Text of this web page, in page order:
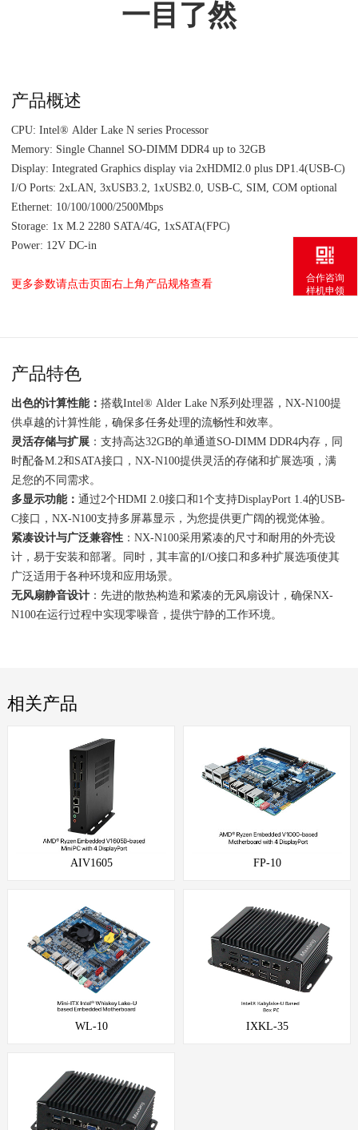
一目了然
产品概述
CPU: Intel® Alder Lake N series Processor
Memory: Single Channel SO-DIMM DDR4 up to 32GB
Display: Integrated Graphics display via 2xHDMI2.0 plus DP1.4(USB-C)
I/O Ports: 2xLAN, 3xUSB3.2, 1xUSB2.0, USB-C, SIM, COM optional
Ethernet: 10/100/1000/2500Mbps
Storage: 1x M.2 2280 SATA/4G, 1xSATA(FPC)
Power: 12V DC-in
更多参数请点击页面右上角产品规格查看
产品特色
出色的计算性能： 搭载Intel® Alder Lake N系列处理器，NX-N100提
供卓越的计算性能，确保多任务处理的流畅性和效率。
灵活存储与扩展 ：支持高达32GB的单通道SO-DIMM DDR4内存，同
时配备M.2和SATA接口，NX-N100提供灵活的存储和扩展选项，满
足您的不同需求。
多显示功能： 通过2个HDMI 2.0接口和1个支持DisplayPort 1.4的USB-
C接口，NX-N100支持多屏幕显示，为您提供更广阔的视觉体验。
紧凑设计与广泛兼容性 ：NX-N100采用紧凑的尺寸和耐用的外壳设
计，易于安装和部署。同时，其丰富的I/O接口和多种扩展选项使其
广泛适用于各种环境和应用场景。
无风扇静音设计 ：先进的散热构造和紧凑的无风扇设计，确保NX-
N100在运行过程中实现零噪音，提供宁静的工作环境。
相关产品
AIV1605 FP-10
WL-10 IXKL-35
合作咨询
样机申领